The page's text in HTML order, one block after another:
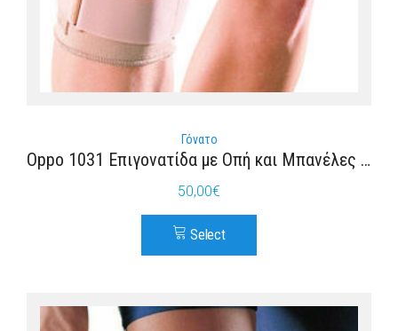
Γόνατο
Oppo 1031 Επιγονατίδα με Οπή και Μπανέλες σε Μπεζ χρώμα
50,00€
Select